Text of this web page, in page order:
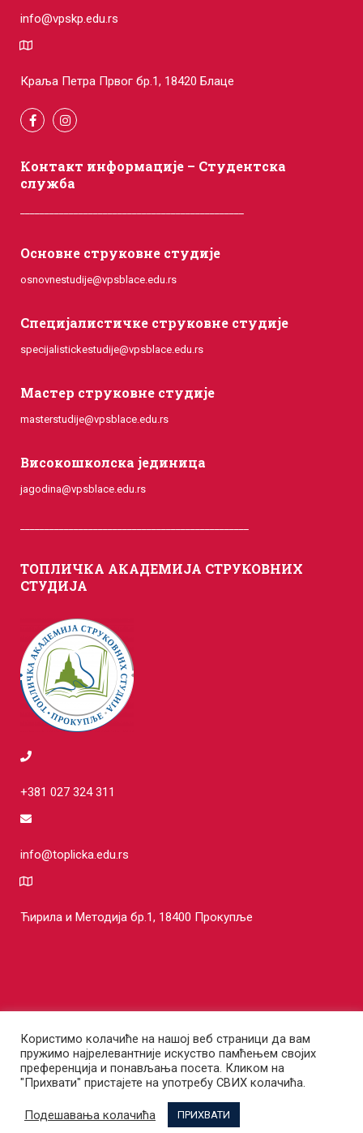
info@vpskp.edu.rs
Краља Петра Првог бр.1, 18420 Блаце
Контакт информације – Студентска
служба
Основне струковне студије
osnovnestudije@vpsblace.edu.rs
Специјалистичке струковне студије
specijalistickestudije@vpsblace.edu.rs
Мастер струковне студије
masterstudije@vpsblace.edu.rs
Високошколска јединица
jagodina@vpsblace.edu.rs
ТОПЛИЧКА АКАДЕМИЈА СТРУКОВНИХ
СТУДИЈА
+381 027 324 311
info@toplicka.edu.rs
Ћирила и Методија бр.1, 18400 Прокупље
©COPYRIGHT Топличка академија струковних студија - Одсек за
пословне студије Блаце 2025 I Сва права задржана.
English Српски језик
Користимо колачиће на нашој веб страници да вам
пружимо најрелевантније искуство памћењем својих
преференција и понављања посета. Кликом на
"Прихвати" пристајете на употребу СВИХ колачића.
Подешавања колачића ПРИХВАТИ